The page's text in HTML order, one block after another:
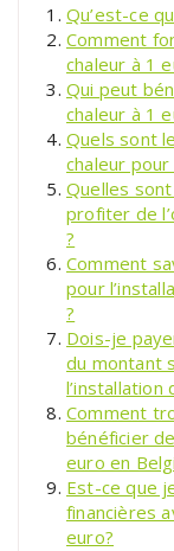
Qu’est-ce
Comment
chaleur à 1
Qui peut
chaleur à 1
Quels sont
chaleur
Quelles
profiter de
?
Comment
pour
?
Dois-je
du montant
l’installation
Comment
bénéficier
euro en
Est-ce que
financières
euro?